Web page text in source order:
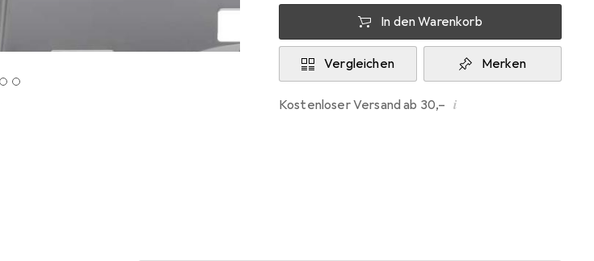
In den Warenkorb
Vergleichen Merken
Kostenloser Versand ab 30,– i